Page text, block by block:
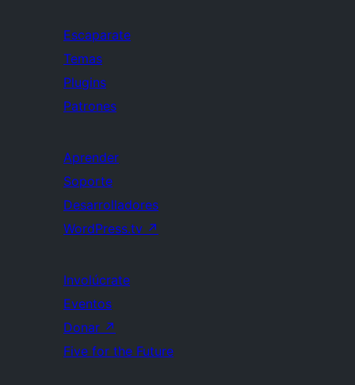
Escaparate
Temas
Plugins
Patrones
Aprender
Soporte
Desarrolladores
WordPress.tv ↗
Involúcrate
Eventos
Donar ↗
Five for the Future